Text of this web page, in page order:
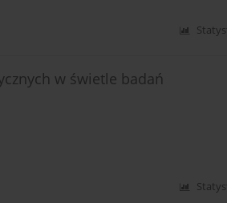
w świetle badań